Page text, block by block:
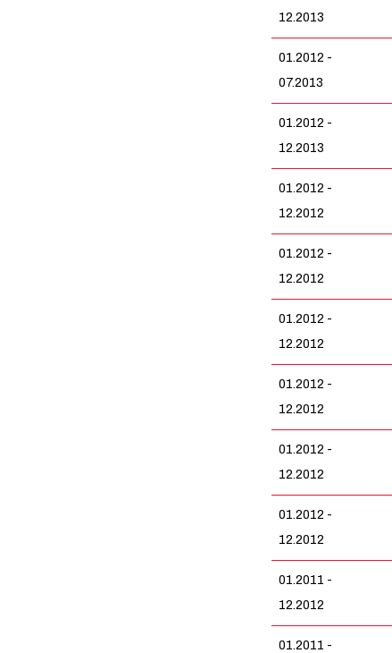
12.2013
01.2012 -
07.2013
01.2012 -
12.2013
01.2012 -
12.2012
01.2012 -
12.2012
01.2012 -
12.2012
01.2012 -
12.2012
01.2012 -
12.2012
01.2012 -
12.2012
01.2011 -
12.2012
01.2011 -